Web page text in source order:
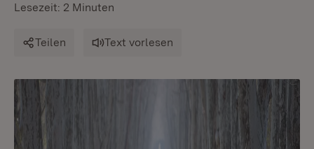
Lesezeit: 2 Minuten
Teilen Text vorlesen